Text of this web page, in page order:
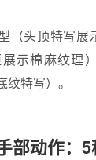
（头顶特写展
展示棉麻纹理
特写）。
部动作：